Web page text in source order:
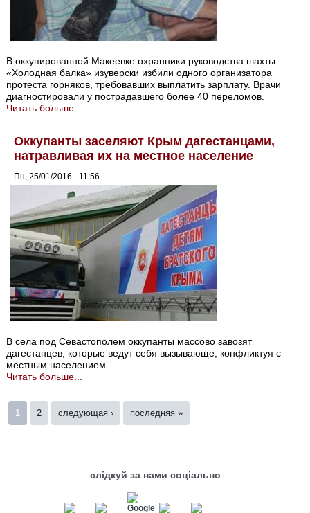
В оккупированной Макеевке охранники руководства шахты
«Холодная балка» изуверски избили одного организатора
протеста горняков, требовавших выплатить зарплату. Врачи
диагностировали у пострадавшего более 40 переломов.
Читать больше...
Оккупанты заселяют Крым дагестанцами,
натравливая их на местное население
Пн, 25/01/2016 - 11:56
В села под Севастополем оккупанты массово завозят
дагестанцев, которые ведут себя вызывающе, конфликтуя с
местным населением.
Читать больше...
Страницы
1 2 следующая › последняя »
слідкуй за нами соціально